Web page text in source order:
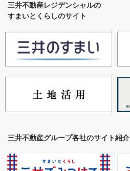
三井不動産レジデンシャルの
すまいとくらしのサイト
三井不動産グループ各社のサイト紹介